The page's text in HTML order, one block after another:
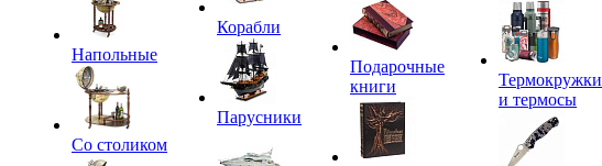
Напольные
Со столиком
Корабли
Парусники
Подарочные
книги
Термокружки
и термосы